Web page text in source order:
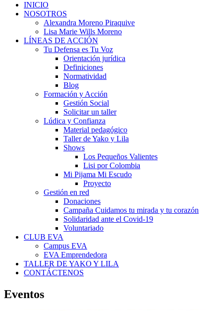
INICIO
NOSOTROS
Alexandra Moreno Piraquive
Lisa Marie Wills Moreno
LÍNEAS DE ACCIÓN
Tu Defensa es Tu Voz
Orientación jurídica
Definiciones
Normatividad
Blog
Formación y Acción
Gestión Social
Solicitar un taller
Lúdica y Confianza
Material pedagógico
Taller de Yako y Lila
Shows
Los Pequeños Valientes
Lisi por Colombia
Mi Pijama Mi Escudo
Proyecto
Gestión en red
Donaciones
Campaña Cuidamos tu mirada y tu corazón
Solidaridad ante el Covid-19
Voluntariado
CLUB EVA
Campus EVA
EVA Emprendedora
TALLER DE YAKO Y LILA
CONTÁCTENOS
Eventos